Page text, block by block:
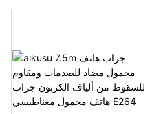
مميز إلى حافظة هاتفك، مما يجعلها